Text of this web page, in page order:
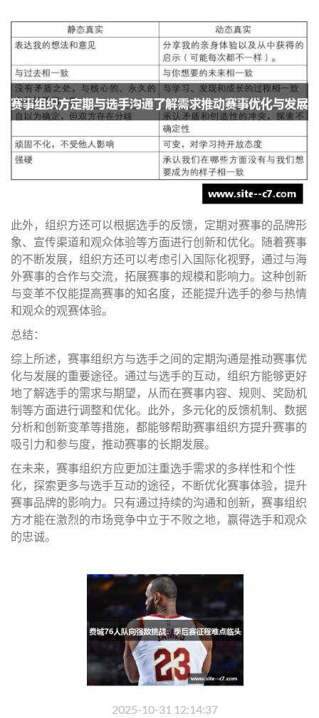
此外，组织方还可以根据选手的反馈，定期对赛事的品牌形
象、宣传渠道和观众体验等方面进行创新和优化。随着赛事
的不断发展，组织方还可以考虑引入国际化视野，通过与海
外赛事的合作与交流，拓展赛事的规模和影响力。这种创新
与变革不仅能提高赛事的知名度，还能提升选手的参与热情
和观众的观赛体验。
总结：
综上所述，赛事组织方与选手之间的定期沟通是推动赛事优
化与发展的重要途径。通过与选手的互动，组织方能够更好
地了解选手的需求与期望，从而在赛事内容、规则、奖励机
制等方面进行调整和优化。此外，多元化的反馈机制、数据
分析和创新变革等措施，都能够帮助赛事组织方提升赛事的
吸引力和参与度，推动赛事的长期发展。
在未来，赛事组织方应更加注重选手需求的多样性和个性
化，探索更多与选手互动的途径，不断优化赛事体验，提升
赛事品牌的影响力。只有通过持续的沟通和创新，赛事组织
方才能在激烈的市场竞争中立于不败之地，赢得选手和观众
的忠诚。
2025-10-31 12:14:37